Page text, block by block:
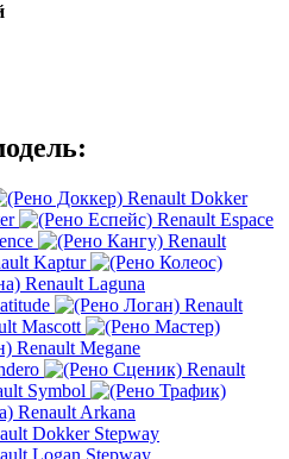
Renault Dokker
Renault Espace
Renault
Kaptur
Renault Laguna
Renault
Mascott
Renault Megane
Renault
Symbol
Renault Arkana
Dokker Stepway